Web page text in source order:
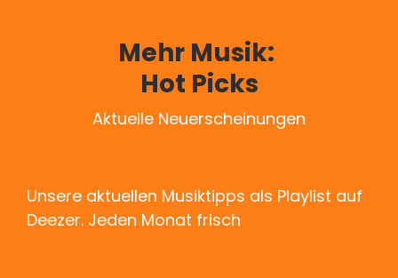
Mehr Musik:
Hot Picks
Aktuelle Neuerscheinungen
Unsere aktuellen Musiktipps als Playlist auf
Deezer. Jeden Monat frisch